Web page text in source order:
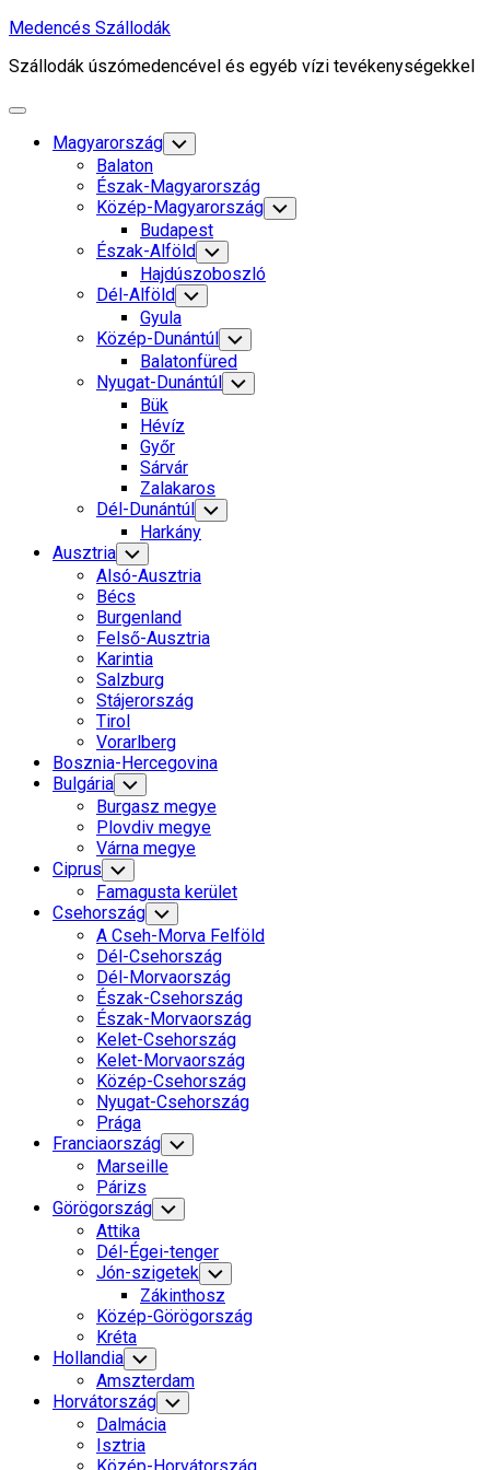
Skip
content
Medencés Szállodák
Szállodák úszómedencével és egyéb vízi tevékenységekkel
Expand
Magyarország Toggle
Child
Balaton
Észak-Magyarország
Közép-Magyarország Toggle
Child
Budapest
Észak-Alföld Toggle
Child
Menu
Hajdúszoboszló
Dél-Alföld Toggle
Child
Menu
Gyula
Közép-Dunántúl Toggle
Child
Menu
Balatonfüred
Nyugat-Dunántúl Toggle
Child
Bük
Hévíz
Győr
Sárvár
Zalakaros
Dél-Dunántúl Toggle
Child
Harkány
Ausztria Toggle
Child
Menu
Alsó-Ausztria
Bécs
Burgenland
Felső-Ausztria
Karintia
Salzburg
Stájerország
Tirol
Vorarlberg
Bosznia-Hercegovina
Bulgária Toggle
Child
Menu
Burgasz megye
Plovdiv megye
Várna megye
Ciprus Toggle
Child
Menu
Famagusta kerület
Current
Page
Parent
Csehország Toggle
Child
Menu
A Cseh-Morva Felföld
Dél-Csehország
Dél-Morvaország
Észak-Csehország
Current
Page
Parent
Észak-Morvaország
Kelet-Csehország
Current
Page
Parent
Kelet-Morvaország
Közép-Csehország
Nyugat-Csehország
Prága
Franciaország Toggle
Child
Marseille
Párizs
Görögország Toggle
Child
Menu
Attika
Dél-Égei-tenger
Jón-szigetek Toggle
Child
Menu
Zákinthosz
Közép-Görögország
Kréta
Hollandia Toggle
Child
Menu
Amszterdam
Horvátország Toggle
Child
Menu
Dalmácia
Isztria